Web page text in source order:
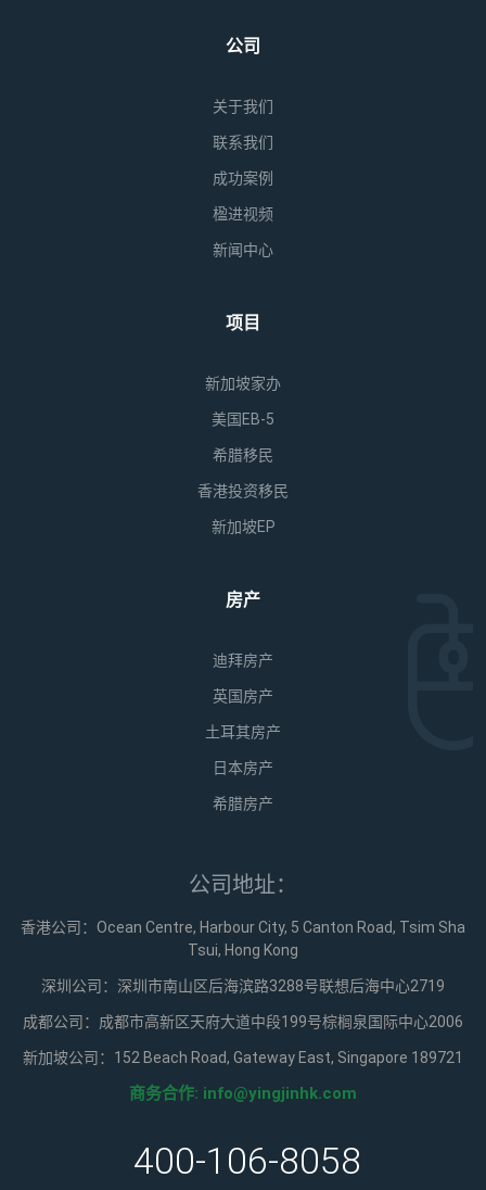
公司
关于我们
联系我们
成功案例
楹进视频
新闻中心
项目
新加坡家办
美国EB-5
希腊移民
香港投资移民
新加坡EP
房产
迪拜房产
英国房产
土耳其房产
日本房产
希腊房产
公司地址：
香港公司：Ocean Centre, Harbour City, 5 Canton Road, Tsim Sha
Tsui, Hong Kong
深圳公司：深圳市南山区后海滨路3288号联想后海中心2719
成都公司：成都市高新区天府大道中段199号棕榈泉国际中心2006
新加坡公司：152 Beach Road, Gateway East, Singapore 189721
商务合作: info@yingjinhk.com
400-106-8058